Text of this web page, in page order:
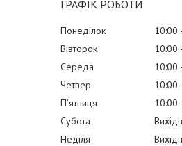
ГРАФІК РОБОТИ
Понеділок 10:00
Вівторок
10:00
Середа
10:00
Четвер
10:00
Пʼятниця
10:00
Субота
Неділя